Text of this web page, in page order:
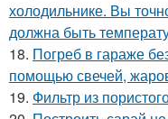
холодильнике. Вы
должна быть
18. Погреб в гараже
помощью свечей,
19. Фильтр из